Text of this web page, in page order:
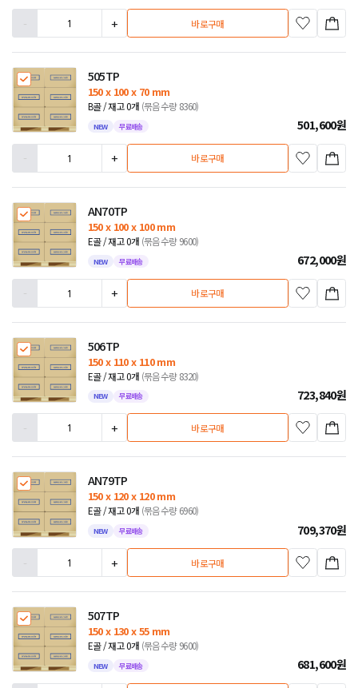
-
+ 바로구매
505TP
150 x 100 x 70 mm
B골 / 재고 0개 (묶음수량 8360)
NEW 무료배송 501,600원
-
+ 바로구매
AN70TP
150 x 100 x 100 mm
E골 / 재고 0개 (묶음수량 9600)
NEW 무료배송 672,000원
-
+ 바로구매
506TP
150 x 110 x 110 mm
E골 / 재고 0개 (묶음수량 8320)
NEW 무료배송 723,840원
-
+ 바로구매
AN79TP
150 x 120 x 120 mm
E골 / 재고 0개 (묶음수량 6960)
NEW 무료배송 709,370원
-
+ 바로구매
507TP
150 x 130 x 55 mm
E골 / 재고 0개 (묶음수량 9600)
NEW 무료배송 681,600원